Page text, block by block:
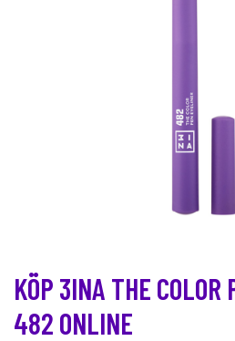
KÖP 3INA THE COLOR
482 ONLINE